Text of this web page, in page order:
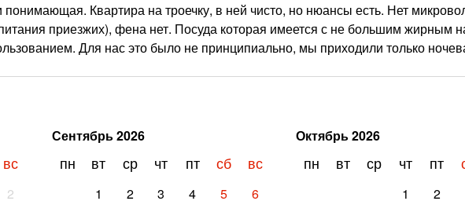
вс
2
Сентябрь2026
пн вт ср чт пт сб вс
1 2 3 4 5
6
Октябрь2026
пн вт ср чт пт
1 2
Квартира на троечку, в ней чисто, но нюансы есть. Нет
приезжих), фена нет. Посуда которая имеется с не большим жирным
Для нас это было не принципиально, мы приходили только